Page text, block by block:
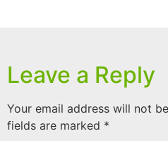
Leave a Reply
Your email address will not
fields are marked *